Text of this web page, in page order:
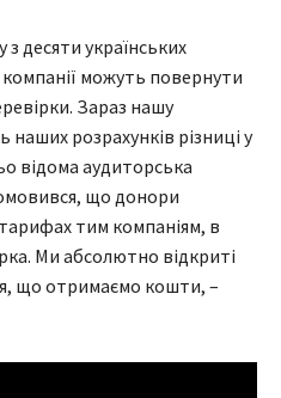
десяти українських
можуть повернути
Зараз нашу
наших розрахунків різниці у
відома аудиторська
що донори
тим компаніям, в
Ми абсолютно відкриті
що отримаємо кошти, –